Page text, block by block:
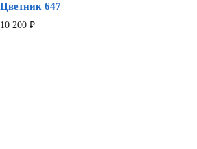
Цветник 647
10 200 ₽